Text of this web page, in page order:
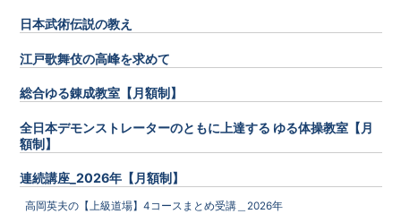
日本武術伝説の教え
江戸歌舞伎の高峰を求めて
総合ゆる錬成教室【月額制】
全日本デモンストレーターのともに上達する ゆる体操教室【月
額制】
連続講座_2026年【月額制】
高岡英夫の【上級道場】4コースまとめ受講＿2026年